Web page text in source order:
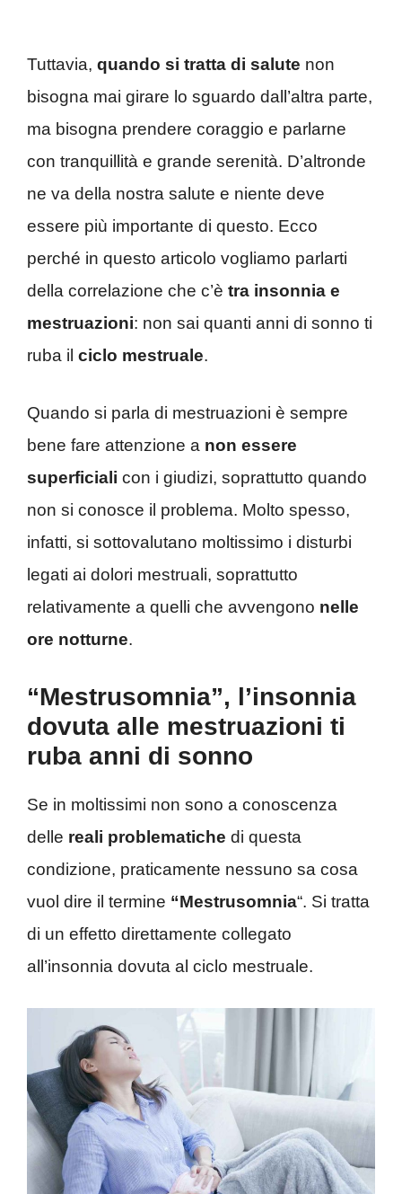
Tuttavia, quando si tratta di salute non
bisogna mai girare lo sguardo dall’altra parte,
ma bisogna prendere coraggio e parlarne
con tranquillità e grande serenità. D’altronde
ne va della nostra salute e niente deve
essere più importante di questo. Ecco
perché in questo articolo vogliamo parlarti
della correlazione che c’è tra insonnia e
mestruazioni: non sai quanti anni di sonno ti
ruba il ciclo mestruale.
Quando si parla di mestruazioni è sempre
bene fare attenzione a non essere
superficiali con i giudizi, soprattutto quando
non si conosce il problema. Molto spesso,
infatti, si sottovalutano moltissimo i disturbi
legati ai dolori mestruali, soprattutto
relativamente a quelli che avvengono nelle
ore notturne.
“Mestrusomnia”, l’insonnia
dovuta alle mestruazioni ti
ruba anni di sonno
Se in moltissimi non sono a conoscenza
delle reali problematiche di questa
condizione, praticamente nessuno sa cosa
vuol dire il termine “Mestrusomnia“. Si tratta
di un effetto direttamente collegato
all’insonnia dovuta al ciclo mestruale.